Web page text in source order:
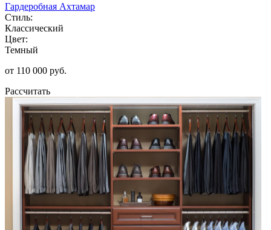
Гардеробная Ахтамар
Стиль:
Классический
Цвет:
Темный
от 110 000 руб.
Рассчитать